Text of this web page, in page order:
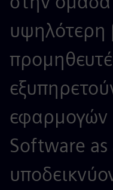
υψηλότερη
εφαρμογών
Software as